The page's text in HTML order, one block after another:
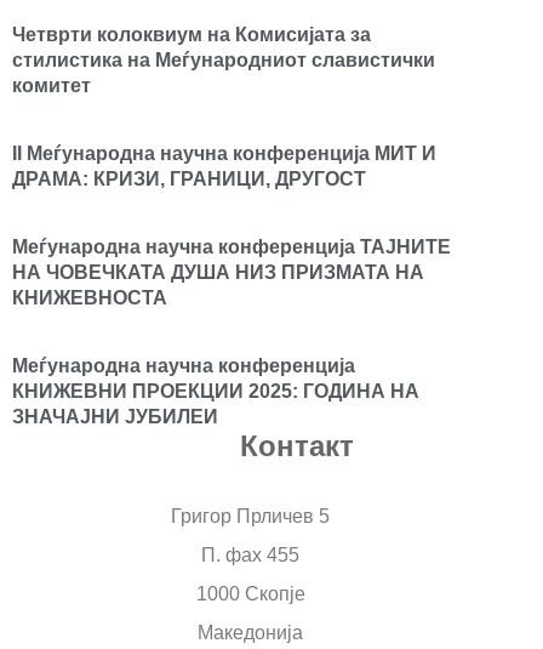
Четврти колоквиум на Комисијата за
стилистика на Меѓународниот славистички
комитет
II Меѓународна научна конференција МИТ И
ДРАМА: КРИЗИ, ГРАНИЦИ, ДРУГОСТ
Меѓународна научна конференција ТАЈНИТЕ
НА ЧОВЕЧКАТА ДУША НИЗ ПРИЗМАТА НА
КНИЖЕВНОСТА
Меѓународна научна конференција
КНИЖЕВНИ ПРОЕКЦИИ 2025: ГОДИНА НА
ЗНАЧАЈНИ ЈУБИЛЕИ
Контакт
Григор Прличев 5
П. фах 455
1000 Скопје
Македонија